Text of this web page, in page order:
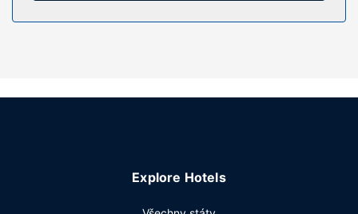
Vybavení nemovitosti
Explore Hotels